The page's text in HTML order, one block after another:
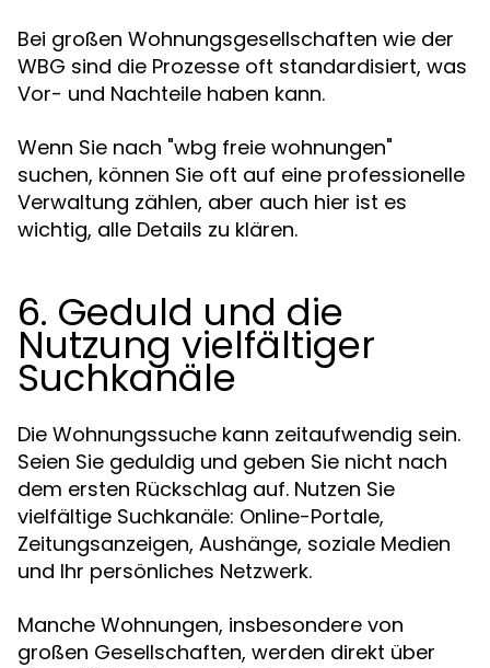
Bei großen Wohnungsgesellschaften wie der
WBG sind die Prozesse oft standardisiert, was
Vor- und Nachteile haben kann.
Wenn Sie nach "wbg freie wohnungen"
suchen, können Sie oft auf eine professionelle
Verwaltung zählen, aber auch hier ist es
wichtig, alle Details zu klären.
6. Geduld und die
Nutzung vielfältiger
Suchkanäle
Die Wohnungssuche kann zeitaufwendig sein.
Seien Sie geduldig und geben Sie nicht nach
dem ersten Rückschlag auf. Nutzen Sie
vielfältige Suchkanäle: Online-Portale,
Zeitungsanzeigen, Aushänge, soziale Medien
und Ihr persönliches Netzwerk.
Manche Wohnungen, insbesondere von
großen Gesellschaften, werden direkt über